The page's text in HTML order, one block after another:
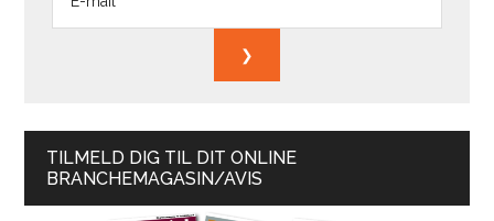
TILMELD DIG TIL DIT ONLINE
BRANCHEMAGASIN/AVIS